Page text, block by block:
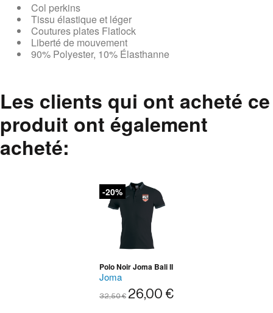
Col perkins
Tissu élastique et léger
Coutures plates Flatlock
Liberté de mouvement
90% Polyester, 10% Élasthanne
Les clients qui ont acheté ce
produit ont également
acheté:
Polo Noir Joma Bali II
Joma
32,50 € 26,00 €
-20%